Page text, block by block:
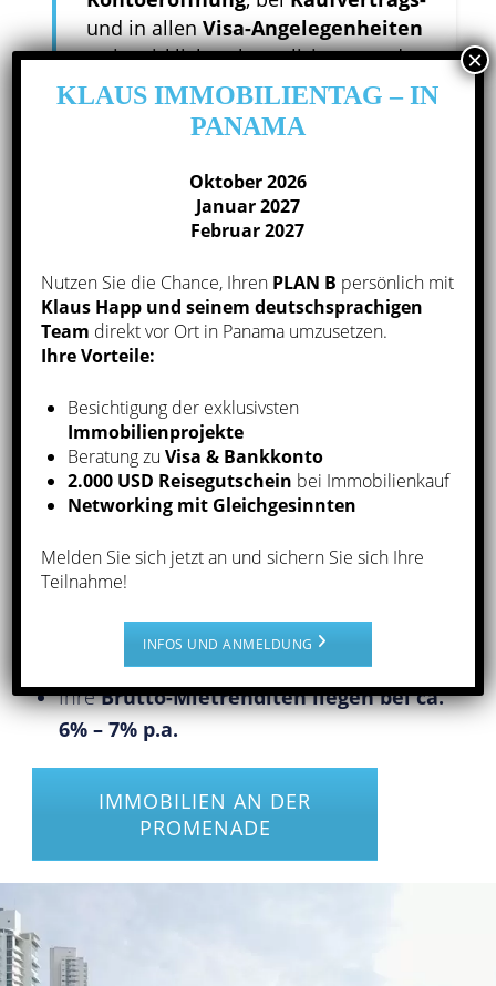
und in allenVisa-Angelegenheiten
– ein wirklich unkomplizierter und
perfekter Service. Super, mehr geht
WOHNIMMOBILIEN IN PANAMA
CITY IN BESTLAGE
Immobilien in derersten Reihe an der
Pazifik-Promenademit unverbaubarem
Blick auf den Pazifik, die Skyline und die
Altstadt
Einmalige Lage, da das Angebot begrenzt
und die Vermietbarkeit gut ist
IhreBrutto-Mietrenditen liegen bei ca.
6% – 7% p.a.
IMMOBILIEN AN DER
PROMENADE
KLAUS IMMOBILIENTAG – IN
PANAMA
Oktober 2026
Januar 2027
Februar 2027
Nutzen Sie die Chance, Ihren PLAN B persönlich mit
Klaus Happ und seinem deutschsprachigen
Team direkt vor Ort in Panama umzusetzen.
Ihre Vorteile:
Besichtigung der exklusivsten
Immobilienprojekte
Beratung zuVisa & Bankkonto
2.000 USD Reisegutschein bei Immobilienkauf
Networking mit Gleichgesinnten
Melden Sie sich jetzt an und sichern Sie sich Ihre
Teilnahme!
INFOS UND ANMELDUNG